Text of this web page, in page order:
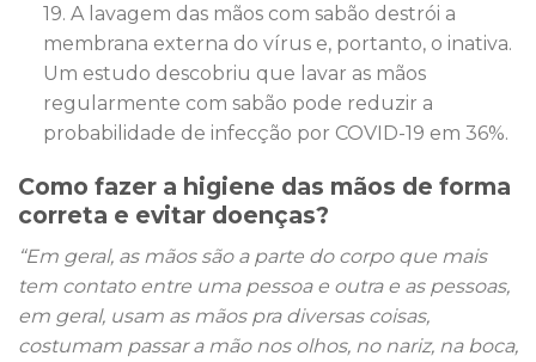
19. A lavagem das mãos com sabão destrói a
membrana externa do vírus e, portanto, o inativa.
Um estudo descobriu que lavar as mãos
regularmente com sabão pode reduzir a
probabilidade de infecção por COVID-19 em 36%.
Como fazer a higiene das mãos de forma
correta e evitar doenças?
“Em geral, as mãos são a parte do corpo que mais
tem contato entre uma pessoa e outra e as pessoas,
em geral, usam as mãos pra diversas coisas,
costumam passar a mão nos olhos, no nariz, na boca,